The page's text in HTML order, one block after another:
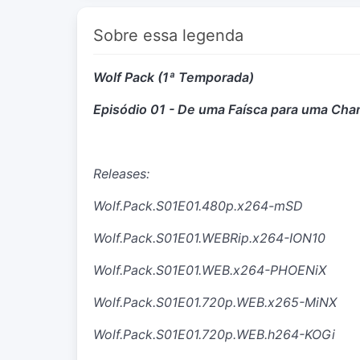
Sobre essa legenda
Wolf Pack (1ª Temporada)
Episódio 01 - De uma Faísca para uma
Releases:
Wolf.Pack.S01E01.480p.x264-mSD
Wolf.Pack.S01E01.WEBRip.x264-ION10
Wolf.Pack.S01E01.WEB.x264-PHOENiX
Wolf.Pack.S01E01.720p.WEB.x265-MiNX
Wolf.Pack.S01E01.720p.WEB.h264-KOGi